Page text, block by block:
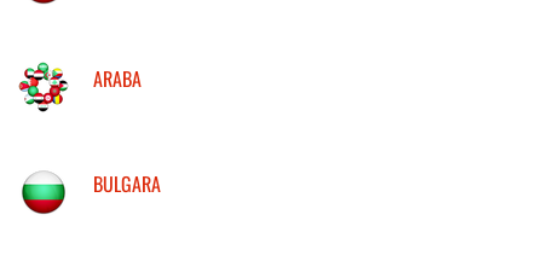
ARABA
BULGARA